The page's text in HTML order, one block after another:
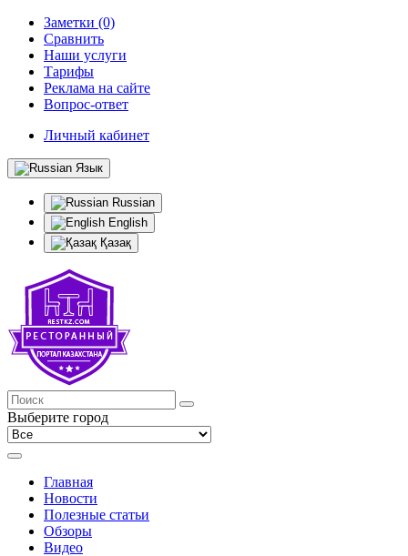
Заметки (0)
Сравнить
Наши услуги
Тарифы
Реклама на сайте
Вопрос-ответ
Личный кабинет
Язык
Russian
English
Қазақ
Выберите город
Главная
Новости
Полезные статьи
Обзоры
Видео